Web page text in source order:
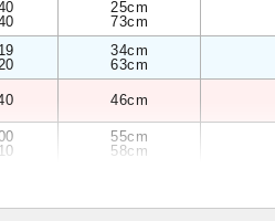
25cm
73cm
34cm
63cm
46cm
55cm
58cm